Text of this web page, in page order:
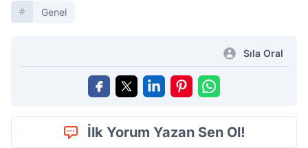
Genel
Sıla Oral
İlk Yorum Yazan Sen Ol!